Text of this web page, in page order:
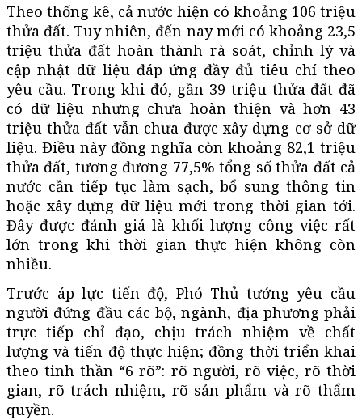
Theo thống kê, cả nước hiện có khoảng 106 triệu
thửa đất. Tuy nhiên, đến nay mới có khoảng 23,5
triệu thửa đất hoàn thành rà soát, chỉnh lý và
cập nhật dữ liệu đáp ứng đầy đủ tiêu chí theo
yêu cầu. Trong khi đó, gần 39 triệu thửa đất đã
có dữ liệu nhưng chưa hoàn thiện và hơn 43
triệu thửa đất vẫn chưa được xây dựng cơ sở dữ
liệu. Điều này đồng nghĩa còn khoảng 82,1 triệu
thửa đất, tương đương 77,5% tổng số thửa đất cả
nước cần tiếp tục làm sạch, bổ sung thông tin
hoặc xây dựng dữ liệu mới trong thời gian tới.
Đây được đánh giá là khối lượng công việc rất
lớn trong khi thời gian thực hiện không còn
nhiều.
Trước áp lực tiến độ, Phó Thủ tướng yêu cầu
người đứng đầu các bộ, ngành, địa phương phải
trực tiếp chỉ đạo, chịu trách nhiệm về chất
lượng và tiến độ thực hiện; đồng thời triển khai
theo tinh thần “6 rõ”: rõ người, rõ việc, rõ thời
gian, rõ trách nhiệm, rõ sản phẩm và rõ thẩm
quyền.